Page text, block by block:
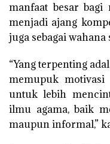
manfaat besar bagi
menjadi ajang
juga sebagai
“Yang terpenting
memupuk motivasi
untuk lebih
ilmu agama, baik
maupun informal,”